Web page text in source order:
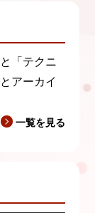
「テクニ
アーカイ
一覧を見る